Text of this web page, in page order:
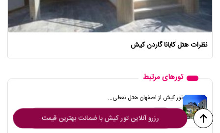
نظرات هتل کابانا گاردن کیش
تورهای مرتبط
تور کیش از اصفهان هتل تعطی...
21,500,000 تومان
رزرو آنلاین تور کیش با ضمانت بهترین قیمت